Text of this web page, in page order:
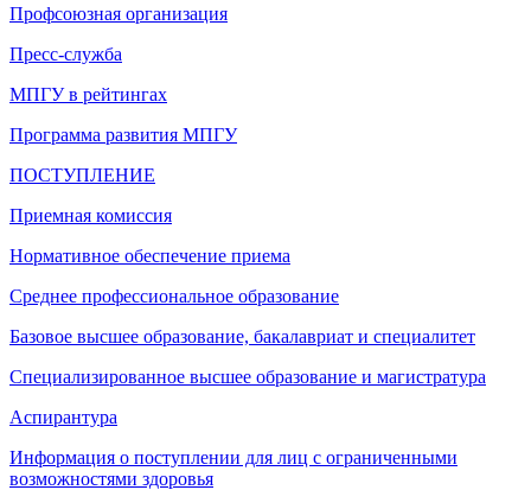
Профсоюзная организация
Пресс-служба
МПГУ в рейтингах
Программа развития МПГУ
ПОСТУПЛЕНИЕ
Приемная комиссия
Нормативное обеспечение приема
Среднее профессиональное образование
Базовое высшее образование, бакалавриат и специалитет
Специализированное высшее образование и магистратура
Аспирантура
Информация о поступлении для лиц с ограниченными
возможностями здоровья